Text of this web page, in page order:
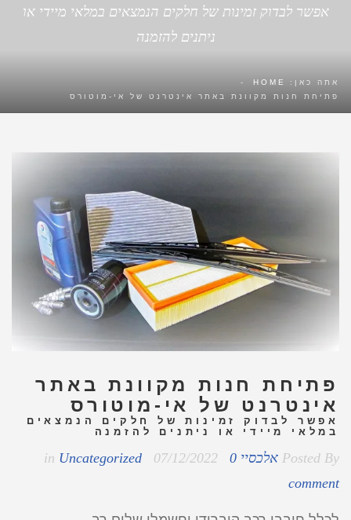
אפשר לבדוק זמינות של חלקים הנמצאים במלאי מיידי או
ניתנים להזמנה
אתה כאן: HOME
-
פתיחת חנות מקוונת באתר אינטרנט של אי-מוטורס
פתיחת חנות מקוונת באתר
אינטרנט של אי-מוטורס
אפשר לבדוק זמינות של חלקים הנמצאים
במלאי מיידי או ניתנים להזמנה
Posted By אלכסיי in Uncategorized 07/12/2022
0
comment